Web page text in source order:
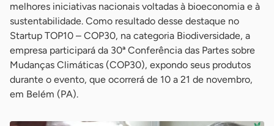
melhores iniciativas nacionais voltadas à bioeconomia e à
sustentabilidade. Como resultado desse destaque no
Startup TOP10 – COP30, na categoria Biodiversidade, a
empresa participará da 30ª Conferência das Partes sobre
Mudanças Climáticas (COP30), expondo seus produtos
durante o evento, que ocorrerá de 10 a 21 de novembro,
em Belém (PA).